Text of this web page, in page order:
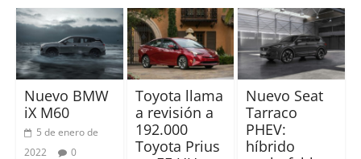
Nuevo BMW
iX M60
5 de enero de
2022
0
Toyota llama
a revisión a
192.000
Toyota Prius
Nuevo Seat
Tarraco
PHEV:
híbrido